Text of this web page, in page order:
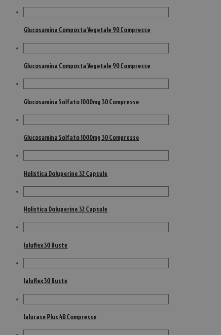
Glucosamina Composta Vegetale 90 Compresse
Glucosamina Composta Vegetale 90 Compresse
Glucosamina Solfato 1000mg 30 Compresse
Glucosamina Solfato 1000mg 30 Compresse
Holistica Doluperine 32 Capsule
Holistica Doluperine 32 Capsule
Ialuflex 30 Buste
Ialuflex 30 Buste
Ialurase Plus 48 Compresse